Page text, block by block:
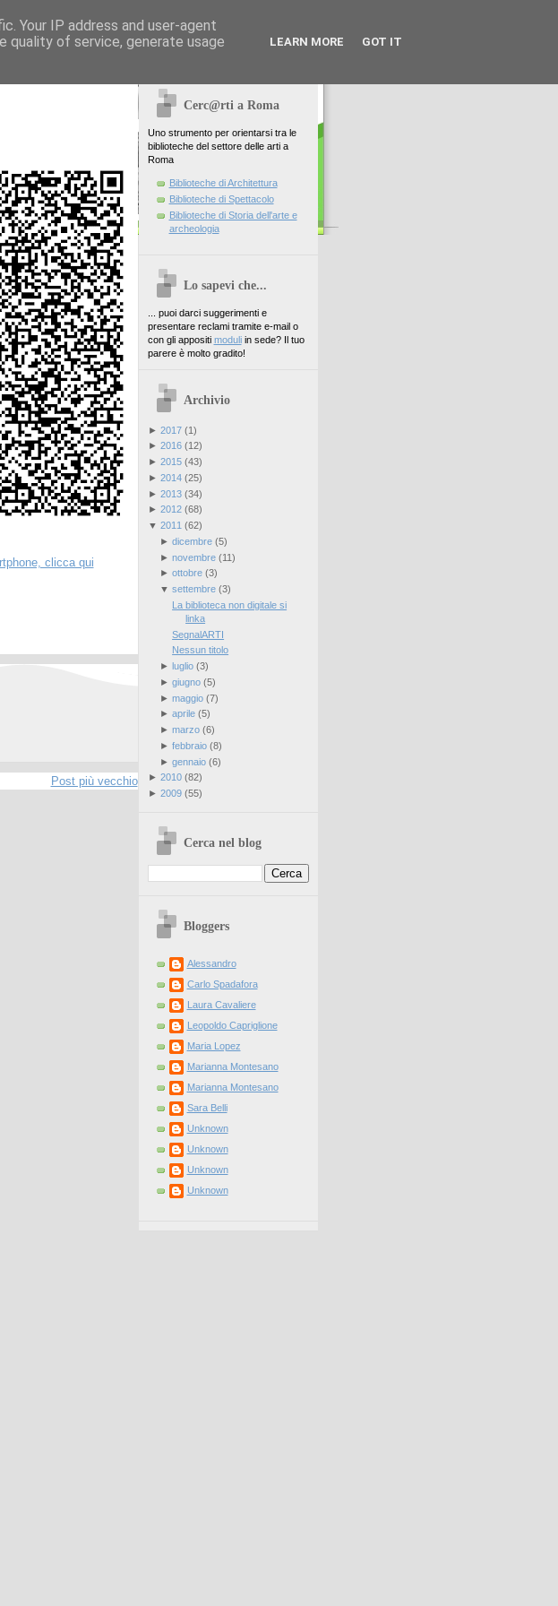
clicca qui
Post più vecchio
Cerc@rti a Roma
Uno strumento per orientarsi tra le
biblioteche del settore delle arti a
Roma
Biblioteche di Architettura
Biblioteche di Spettacolo
Biblioteche di Storia dell'arte e
archeologia
Lo sapevi che...
... puoi darci suggerimenti e
presentare reclami tramite e-mail o
con gli appositi moduliin sede? Il tuo
parere è molto gradito!
Archivio
► 2017(1)
► 2016(12)
► 2015(43)
► 2014(25)
► 2013(34)
► 2012(68)
▼ 2011 (62)
► dicembre(5)
► novembre(11)
► ottobre(3)
▼ settembre(3)
La biblioteca non digitale si
linka
SegnalARTI
Nessun titolo
► luglio(3)
► giugno(5)
► maggio(7)
► aprile(5)
► marzo(6)
► febbraio(8)
► gennaio(6)
► 2010(82)
► 2009(55)
Cerca nel blog
Bloggers
Alessandro
Carlo Spadafora
Laura Cavaliere
Leopoldo Capriglione
Maria Lopez
Marianna Montesano
Marianna Montesano
Sara Belli
Unknown
Unknown
Unknown
Unknown
Your IP address and user-agent
quality of service, generate usage
LEARN MORE GOT IT